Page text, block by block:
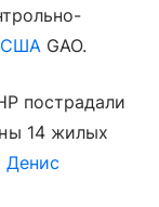
США GAO.
пострадали
14 жилых
Денис